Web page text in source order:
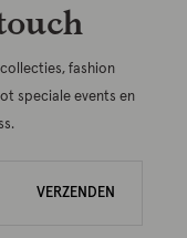
fashion
speciale events en
VERZENDEN